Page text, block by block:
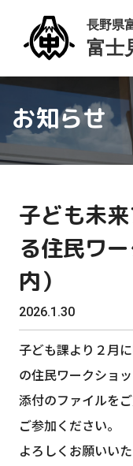
お知らせ
子ども未
る住民ワ
内）
2026.1.30
子ども課より２月
の住民ワークショ
添付のファイルを
ご参加ください。
よろしくお願いいた